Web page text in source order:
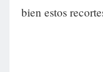
bien estos